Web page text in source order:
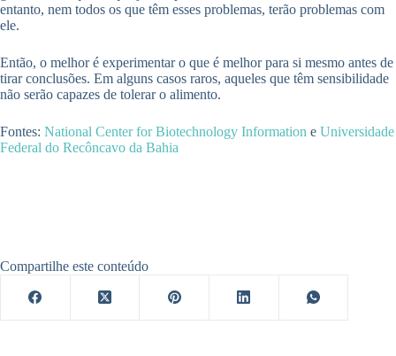
entanto, nem todos os que têm esses problemas, terão problemas com
ele.
Então, o melhor é experimentar o que é melhor para si mesmo antes de
tirar conclusões. Em alguns casos raros, aqueles que têm sensibilidade
não serão capazes de tolerar o alimento.
Fontes: National Center for Biotechnology Information e Universidade
Federal do Recôncavo da Bahia
Compartilhe este conteúdo